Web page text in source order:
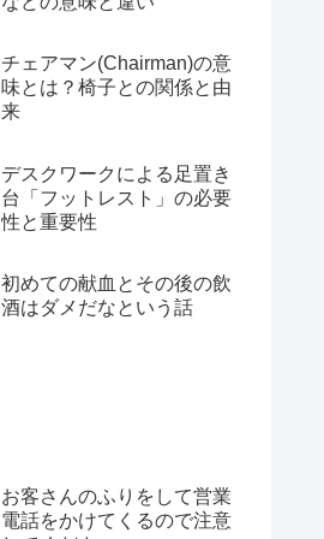
チェアマン(Chairman)の意
味とは？椅子との関係と由
来
デスクワークによる足置き
台「フットレスト」の必要
性と重要性
初めての献血とその後の飲
酒はダメだなという話
お客さんのふりをして営業
電話をかけてくるので注意